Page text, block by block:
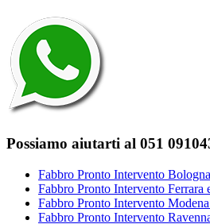
Possiamo aiutarti al 051
Fabbro Pronto Intervento
Fabbro Pronto Intervento Ferrara
Fabbro Pronto Intervento
Fabbro Pronto Intervento